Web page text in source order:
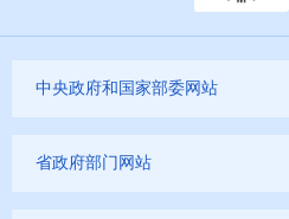
中央政府和国家部委网站
省政府部门网站